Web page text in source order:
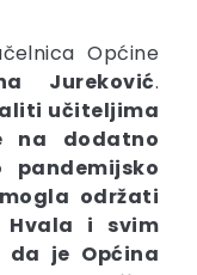
Općine
Jureković.
učiteljima
na dodatno
održati
Hvala i svim
da je Općina